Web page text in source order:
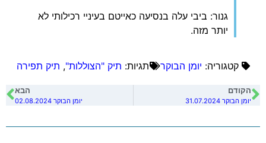
גנור: ביבי עלה בנסיעה כאייטם בעיניי רכילותי לא
יותר מזה.
קטגוריה: יומן הבוקר תגיות: תיק "הצוללות", תיק תפירה
הקודם
יומן הבוקר 31.07.2024
הבא
יומן הבוקר 02.08.2024